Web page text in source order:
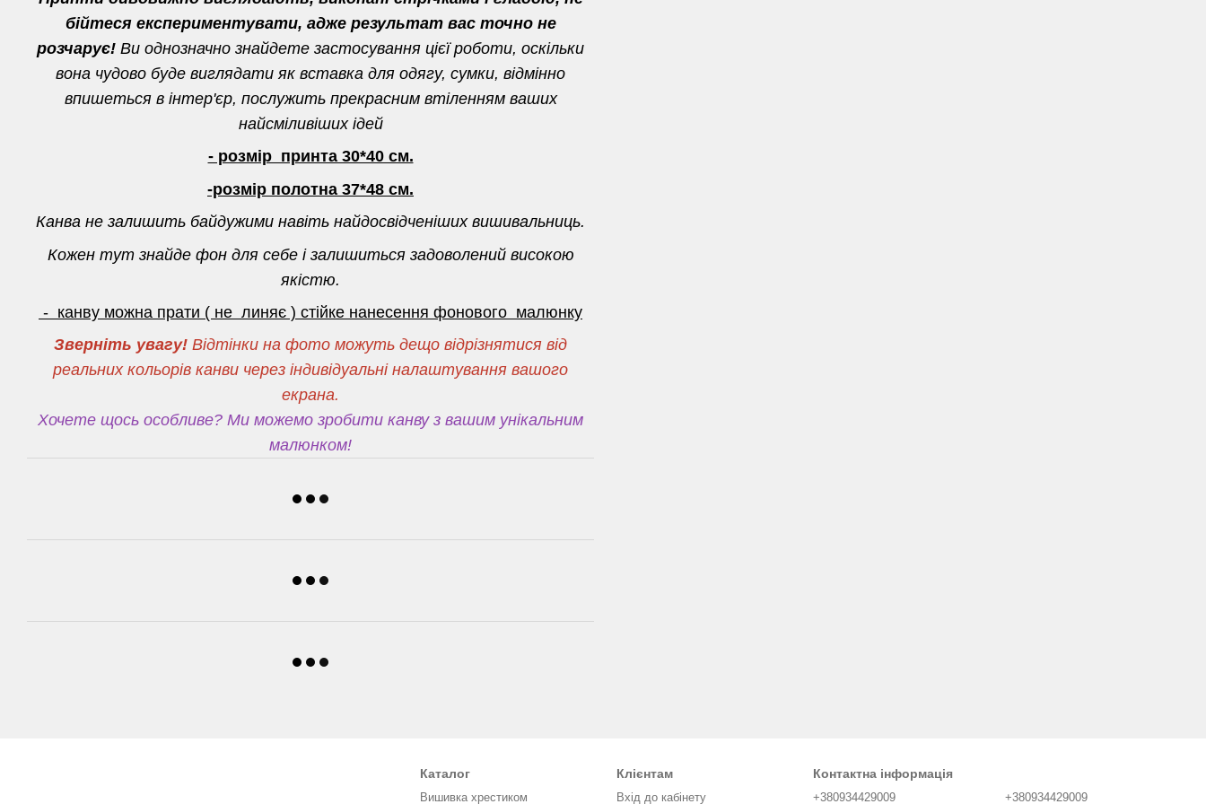
бійтеся експериментувати, адже результат вас точно не
розчарує! Ви однозначно знайдете застосування цієї роботи, оскільки
вона чудово буде виглядати як вставка для одягу, сумки, відмінно
впишеться в інтер'єр, послужить прекрасним втіленням ваших
найсміливіших ідей
- розмір принта 30*40 см.
-розмір полотна 37*48 см.
Канва не залишить байдужими навіть найдосвідченіших вишивальниць.
Кожен тут знайде фон для себе і залишиться задоволений високою
якістю.
- канву можна прати ( не линяє ) стійке нанесення фонового малюнку
Зверніть увагу! Відтінки на фото можуть дещо відрізнятися від
реальних кольорів канви через індивідуальні налаштування вашого
екрана.
Хочете щось особливе? Ми можемо зробити канву з вашим унікальним
малюнком!
Каталог
Вишивка хрестиком
Клієнтам
Вхід до кабінету
Контактна інформація
+380934429009 +380934429009